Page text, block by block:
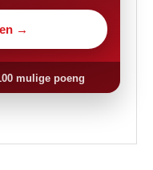
→
mulige poeng